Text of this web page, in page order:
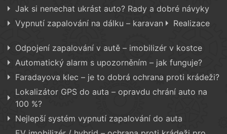
Jak si nenechat ukrást auto? Rady a dobré návyky
Vypnutí zapalování na dálku – karavan
Realizace
Odpojení zapalování v autě – imobilizér v kostce
Automatický alarm s upozorněním – jak funguje?
Faradayova klec – je to dobrá ochrana proti krádeži?
Lokalizátor GPS do auta – opravdu chrání auto na
100 %?
Nejlepší systém vypnutí zapalování do auta